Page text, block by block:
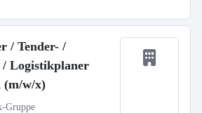
/ Tender- /
Logistikplaner
w/x)
Gruppe